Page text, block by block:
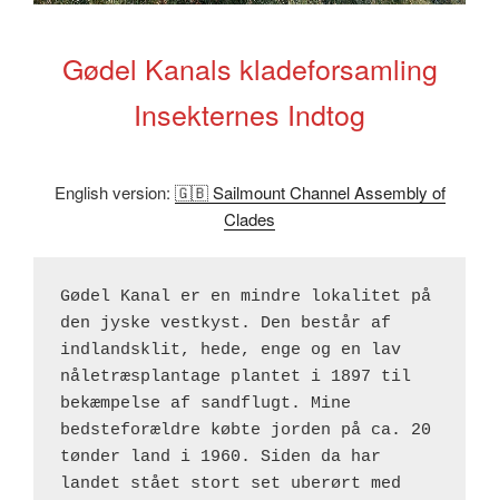
Gødel Kanals kladeforsamling
Insekternes Indtog
English version: 🇬🇧 Sailmount Channel Assembly of
Clades
Gødel Kanal er en mindre lokalitet på
den jyske vestkyst. Den består af
indlandsklit, hede, enge og en lav
nåletræsplantage plantet i 1897 til
bekæmpelse af sandflugt. Mine
bedsteforældre købte jorden på ca. 20
tønder land i 1960. Siden da har
landet stået stort set uberørt med